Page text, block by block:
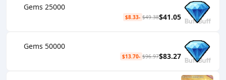
25000 Gems
$41.05
$49.38
-$8.33
50000 Gems
$83.27
$96.97
-$13.70